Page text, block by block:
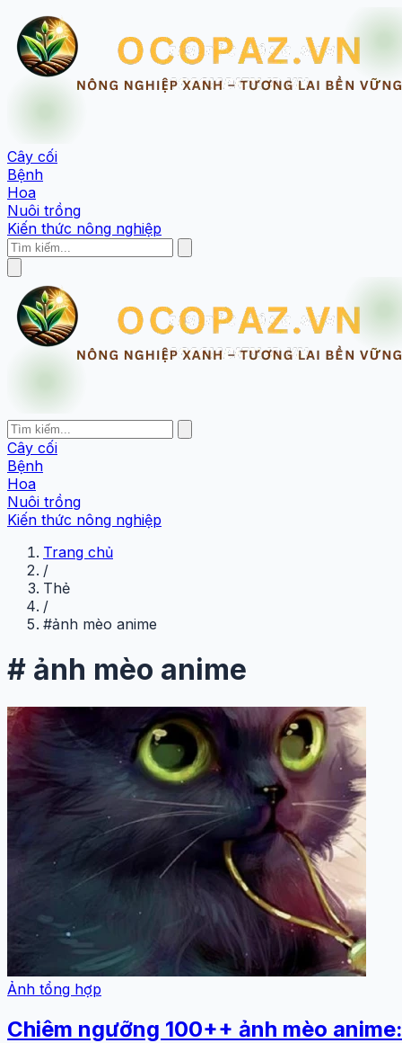
Cây cối
Bệnh
Hoa
Nuôi trồng
Kiến thức nông nghiệp
Cây cối
Bệnh
Hoa
Nuôi trồng
Kiến thức nông nghiệp
Trang chủ
/
Thẻ
/
#ảnh mèo anime
# ảnh mèo anime
Ảnh tổng hợp
Chiêm ngưỡng 100++ ảnh mèo